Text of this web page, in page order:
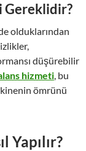
Gereklidir?
olduklarından
düşürebilir
hizmeti, bu
ömrünü
Yapılır?